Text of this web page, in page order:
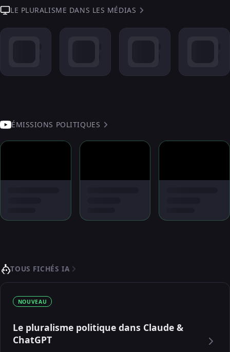
LE PLURALISME DANS LES MÉDIAS
ÉMISSIONS POLITIQUES
TOUS FICHÉS IA
NOUVEAU
Le pluralisme politique dans Claude &
ChatGPT